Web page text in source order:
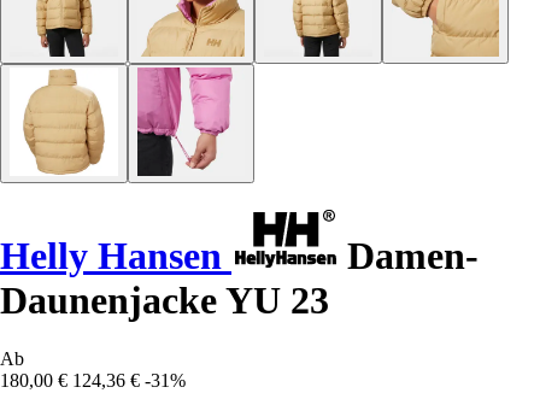
Helly Hansen
Damen-
Daunenjacke YU 23
Ab
180,00 € 124,36 € -31%